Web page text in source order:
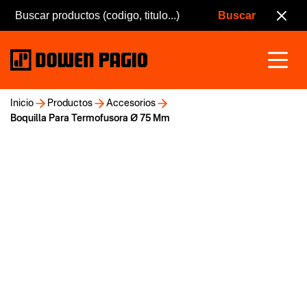
Inicio Productos
Accesorios
Boquilla Para Termofusora Ø 75 Mm